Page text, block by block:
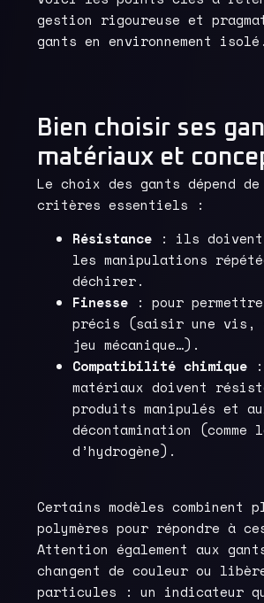
gestion rigoureuse et
gants en environnement isolé.
Bien choisir ses
matériaux et
Le choix des gants dépend
critères essentiels :
Résistance : ils doivent
les manipulations
déchirer.
Finesse : pour
précis (saisir une vis,
jeu mécanique…).
Compatibilité chimique
matériaux doivent
produits manipulés et
décontamination (comme
d’hydrogène).
Certains modèles combinent
polymères pour répondre à
Attention également aux
changent de couleur ou
particules : un indicateur